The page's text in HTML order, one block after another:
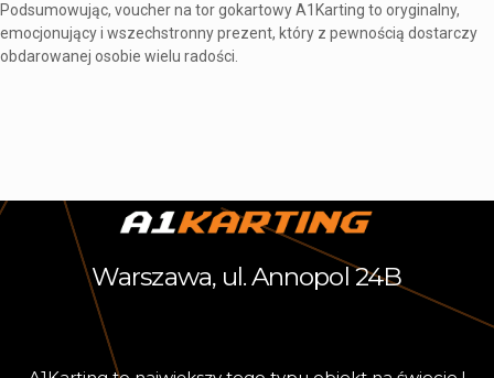
Podsumowując, voucher na tor gokartowy A1Karting to oryginalny,
emocjonujący i wszechstronny prezent, który z pewnością dostarczy
obdarowanej osobie wielu radości.
Warszawa, ul. Annopol 24B